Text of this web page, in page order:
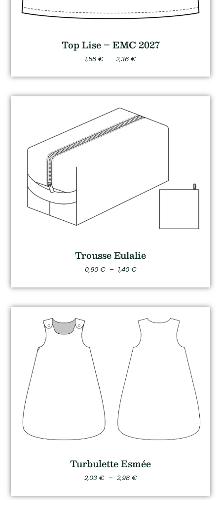
Top Lise – EMC 2027
1,58 € – 2,36 €
Trousse Eulalie
0,90 € – 1,40 €
Turbulette Esmée
2,03 € – 2,98 €